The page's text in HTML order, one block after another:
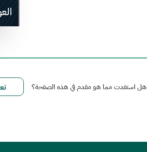
هل استفدت مما هو مقدم في هذه الصفحة؟